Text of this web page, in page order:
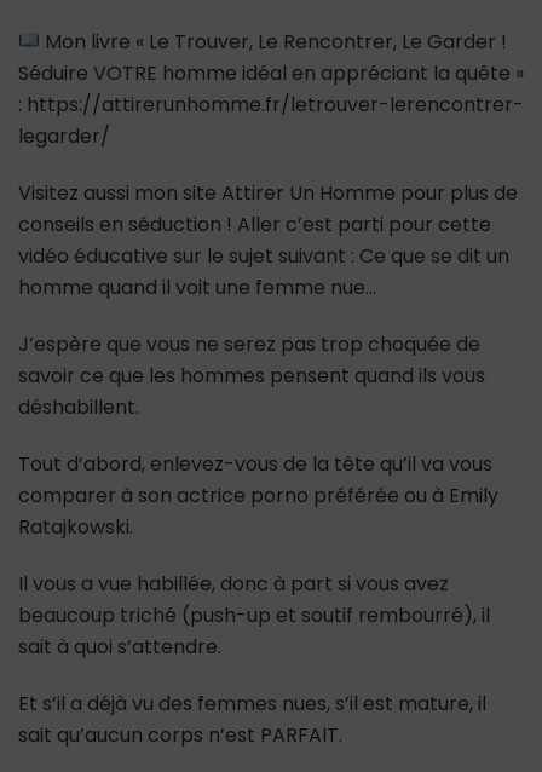
Mon livre « Le Trouver, Le Rencontrer, Le Garder !
Séduire VOTRE homme idéal en appréciant la quête »
: https://attirerunhomme.fr/letrouver-lerencontrer-
legarder/
Visitez aussi mon site Attirer Un Homme pour plus de
conseils en séduction ! Aller c’est parti pour cette
vidéo éducative sur le sujet suivant : Ce que se dit un
homme quand il voit une femme nue…
J’espère que vous ne serez pas trop choquée de
savoir ce que les hommes pensent quand ils vous
déshabillent.
Tout d’abord, enlevez-vous de la tête qu’il va vous
comparer à son actrice porno préférée ou à Emily
Ratajkowski.
Il vous a vue habillée, donc à part si vous avez
beaucoup triché (push-up et soutif rembourré), il
sait à quoi s’attendre.
Et s’il a déjà vu des femmes nues, s’il est mature, il
sait qu’aucun corps n’est PARFAIT.